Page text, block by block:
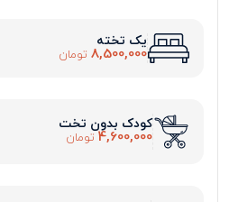
یک تخته
8,500,000 تومان
کودک بدون تخت
4,600,000 تومان